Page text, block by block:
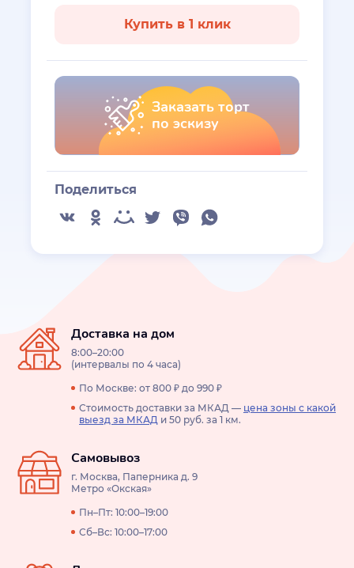
Купить в 1 клик
Заказать торт
по эскизу
Поделиться
Доставка на дом
8:00–20:00
(интервалы по 4 часа)
По Москве: от 800 ₽ до 990 ₽
Стоимость доставки за МКАД — цена зоны с какой
выезд за МКАД и 50 руб. за 1 км.
Самовывоз
г. Москва, Паперника д. 9
Метро «Окская»
Пн–Пт: 10:00–19:00
Сб–Вс: 10:00–17:00